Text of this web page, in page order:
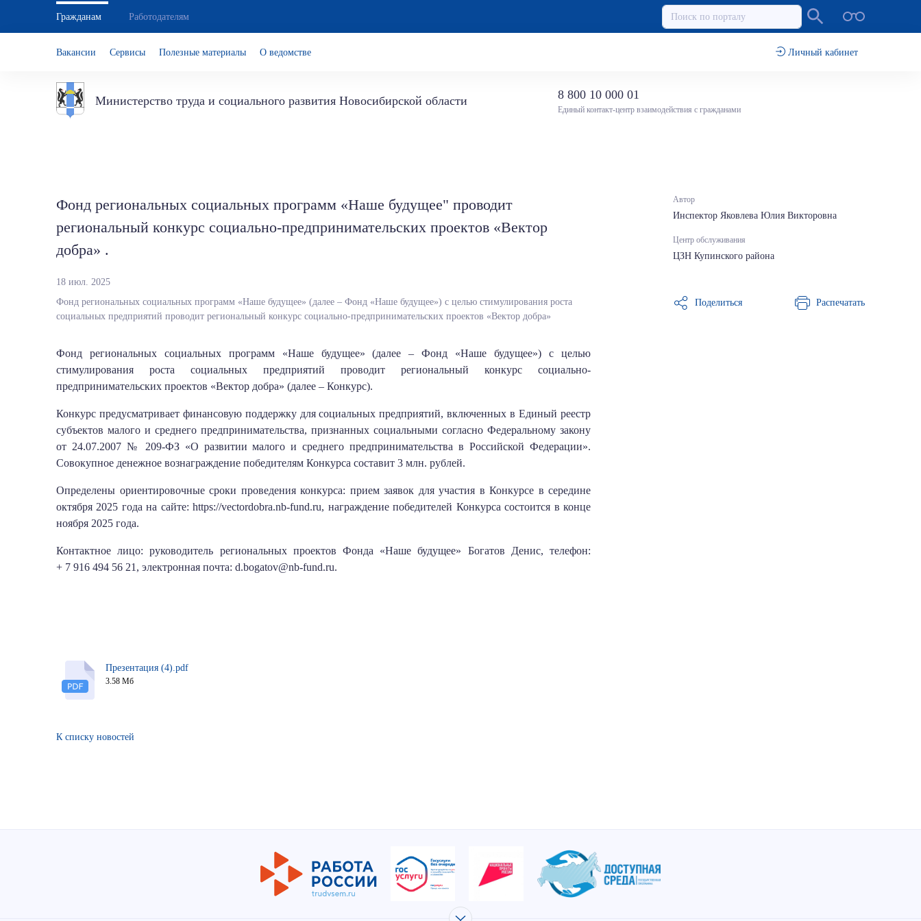
Гражданам Работодателям
Вакансии Сервисы Полезные материалы О ведомстве Личный кабинет
Министерство труда и социального развития Новосибирской области 8 800 10 000 01
Единый контакт-центр взаимодействия с гражданами
Фонд региональных социальных программ «Наше будущее" проводит
региональный конкурс социально-предпринимательских проектов «Вектор
добра» .
18 июл. 2025
Фонд региональных социальных программ «Наше будущее» (далее – Фонд «Наше будущее») с целью стимулирования роста
социальных предприятий проводит региональный конкурс социально-предпринимательских проектов «Вектор добра»
Фонд региональных социальных программ «Наше будущее» (далее – Фонд «Наше будущее») с целью
стимулирования роста социальных предприятий проводит региональный конкурс социально-
предпринимательских проектов «Вектор добра» (далее – Конкурс).
Конкурс предусматривает финансовую поддержку для социальных предприятий, включенных в Единый реестр
субъектов малого и среднего предпринимательства, признанных социальными согласно Федеральному закону
от 24.07.2007 № 209-ФЗ «О развитии малого и среднего предпринимательства в Российской Федерации».
Совокупное денежное вознаграждение победителям Конкурса составит 3 млн. рублей.
Определены ориентировочные сроки проведения конкурса: прием заявок для участия в Конкурсе в середине
октября 2025 года на сайте: https://vectordobra.nb‑fund.ru, награждение победителей Конкурса состоится в конце
ноября 2025 года.
Контактное лицо: руководитель региональных проектов Фонда «Наше будущее» Богатов Денис, телефон:
+ 7 916 494 56 21, электронная почта: d.bogatov@nb‑fund.ru.
Презентация (4).pdf
3.58 Мб
К списку новостей
Автор
Инспектор Яковлева Юлия Викторовна
Центр обслуживания
ЦЗН Купинского района
Поделиться Распечатать